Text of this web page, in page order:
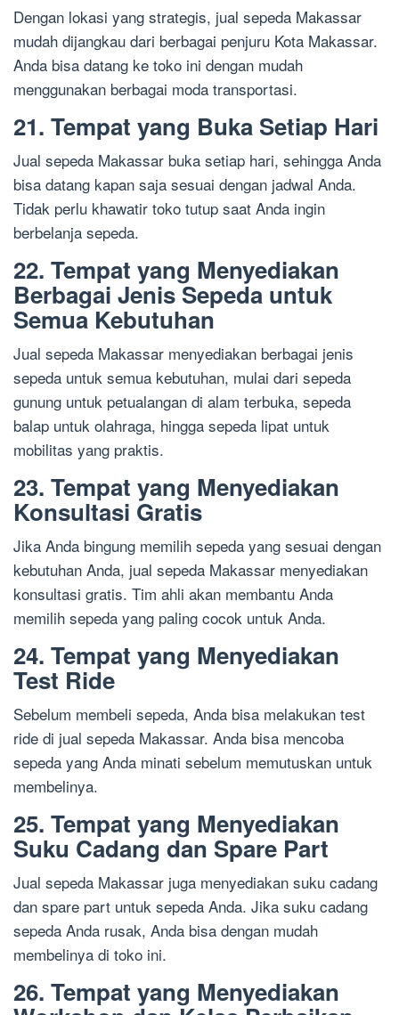
Dengan lokasi yang strategis, jual sepeda Makassar
mudah dijangkau dari berbagai penjuru Kota Makassar.
Anda bisa datang ke toko ini dengan mudah
menggunakan berbagai moda transportasi.
21. Tempat yang Buka Setiap Hari
Jual sepeda Makassar buka setiap hari, sehingga Anda
bisa datang kapan saja sesuai dengan jadwal Anda.
Tidak perlu khawatir toko tutup saat Anda ingin
berbelanja sepeda.
22. Tempat yang Menyediakan
Berbagai Jenis Sepeda untuk
Semua Kebutuhan
Jual sepeda Makassar menyediakan berbagai jenis
sepeda untuk semua kebutuhan, mulai dari sepeda
gunung untuk petualangan di alam terbuka, sepeda
balap untuk olahraga, hingga sepeda lipat untuk
mobilitas yang praktis.
23. Tempat yang Menyediakan
Konsultasi Gratis
Jika Anda bingung memilih sepeda yang sesuai dengan
kebutuhan Anda, jual sepeda Makassar menyediakan
konsultasi gratis. Tim ahli akan membantu Anda
memilih sepeda yang paling cocok untuk Anda.
24. Tempat yang Menyediakan
Test Ride
Sebelum membeli sepeda, Anda bisa melakukan test
ride di jual sepeda Makassar. Anda bisa mencoba
sepeda yang Anda minati sebelum memutuskan untuk
membelinya.
25. Tempat yang Menyediakan
Suku Cadang dan Spare Part
Jual sepeda Makassar juga menyediakan suku cadang
dan spare part untuk sepeda Anda. Jika suku cadang
sepeda Anda rusak, Anda bisa dengan mudah
membelinya di toko ini.
26. Tempat yang Menyediakan